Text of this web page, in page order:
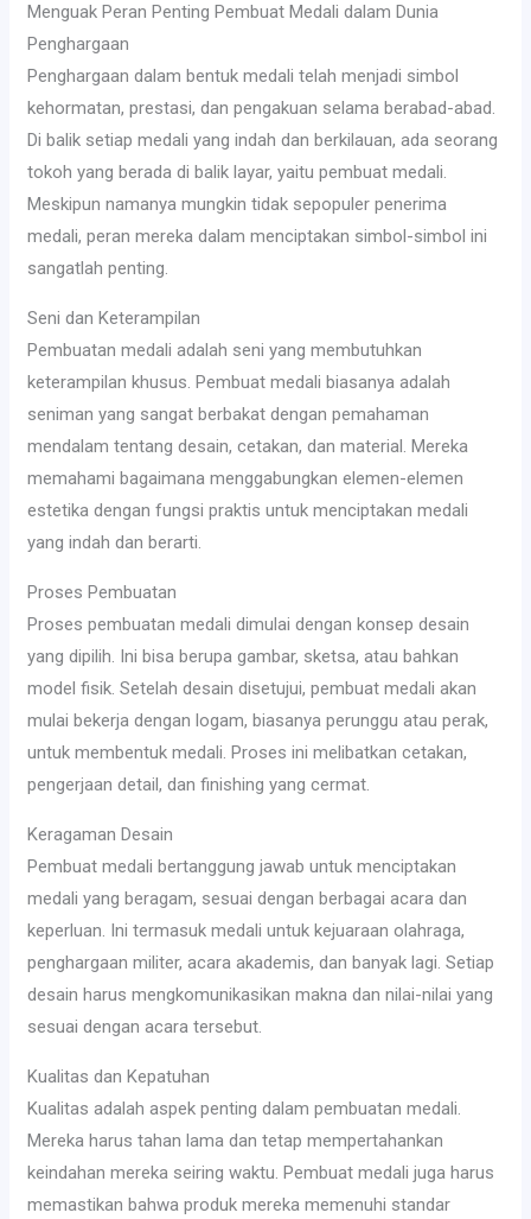
Menguak Peran Penting Pembuat Medali dalam Dunia
Penghargaan
Penghargaan dalam bentuk medali telah menjadi simbol
kehormatan, prestasi, dan pengakuan selama berabad-abad.
Di balik setiap medali yang indah dan berkilauan, ada seorang
tokoh yang berada di balik layar, yaitu pembuat medali.
Meskipun namanya mungkin tidak sepopuler penerima
medali, peran mereka dalam menciptakan simbol-simbol ini
sangatlah penting.
Seni dan Keterampilan
Pembuatan medali adalah seni yang membutuhkan
keterampilan khusus. Pembuat medali biasanya adalah
seniman yang sangat berbakat dengan pemahaman
mendalam tentang desain, cetakan, dan material. Mereka
memahami bagaimana menggabungkan elemen-elemen
estetika dengan fungsi praktis untuk menciptakan medali
yang indah dan berarti.
Proses Pembuatan
Proses pembuatan medali dimulai dengan konsep desain
yang dipilih. Ini bisa berupa gambar, sketsa, atau bahkan
model fisik. Setelah desain disetujui, pembuat medali akan
mulai bekerja dengan logam, biasanya perunggu atau perak,
untuk membentuk medali. Proses ini melibatkan cetakan,
pengerjaan detail, dan finishing yang cermat.
Keragaman Desain
Pembuat medali bertanggung jawab untuk menciptakan
medali yang beragam, sesuai dengan berbagai acara dan
keperluan. Ini termasuk medali untuk kejuaraan olahraga,
penghargaan militer, acara akademis, dan banyak lagi. Setiap
desain harus mengkomunikasikan makna dan nilai-nilai yang
sesuai dengan acara tersebut.
Kualitas dan Kepatuhan
Kualitas adalah aspek penting dalam pembuatan medali.
Mereka harus tahan lama dan tetap mempertahankan
keindahan mereka seiring waktu. Pembuat medali juga harus
memastikan bahwa produk mereka memenuhi standar